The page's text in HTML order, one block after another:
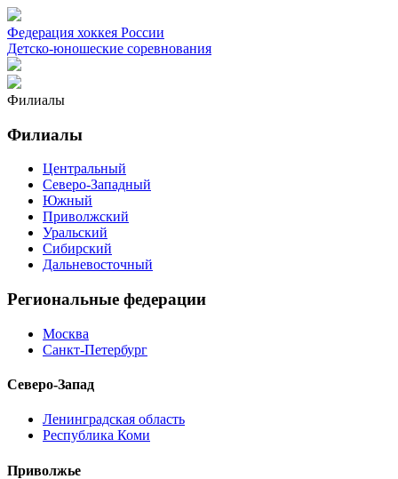
Федерация хоккея России
Детско-юношеские соревнования
Филиалы
Филиалы
Центральный
Северо-Западный
Южный
Приволжский
Уральский
Сибирский
Дальневосточный
Региональные федерации
Москва
Санкт-Петербург
Северо-Запад
Ленинградская область
Республика Коми
Приволжье